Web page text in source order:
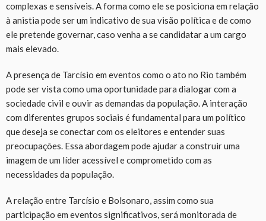
complexas e sensíveis. A forma como ele se posiciona em relação
à anistia pode ser um indicativo de sua visão política e de como
ele pretende governar, caso venha a se candidatar a um cargo
mais elevado.
A presença de Tarcísio em eventos como o ato no Rio também
pode ser vista como uma oportunidade para dialogar com a
sociedade civil e ouvir as demandas da população. A interação
com diferentes grupos sociais é fundamental para um político
que deseja se conectar com os eleitores e entender suas
preocupações. Essa abordagem pode ajudar a construir uma
imagem de um líder acessível e comprometido com as
necessidades da população.
A relação entre Tarcísio e Bolsonaro, assim como sua
participação em eventos significativos, será monitorada de